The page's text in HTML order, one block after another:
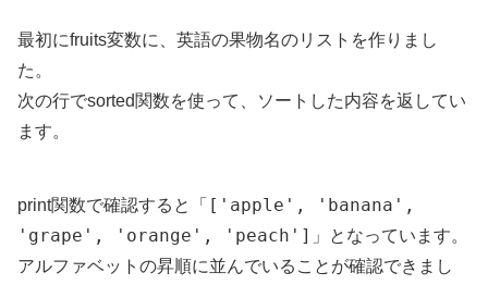
最初にfruits変数に、英語の果物名のリストを作りまし
た。
次の行でsorted関数を使って、ソートした内容を返してい
ます。
print関数で確認すると「 ['apple', 'banana',
'grape', 'orange', 'peach'] 」となっています。
アルファベットの昇順に並んでいることが確認できまし